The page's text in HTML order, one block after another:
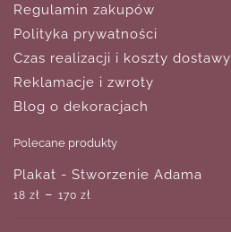
Regulamin zakupów
Polityka prywatności
Czas realizacji i koszty dostawy
Reklamacje i zwroty
Blog o dekoracjach
Polecane produkty
Plakat - Stworzenie Adama
18 zł – 170 zł